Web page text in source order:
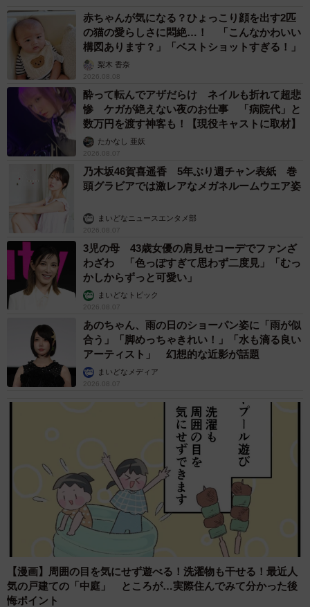
赤ちゃんが気になる？ひょっこり顔を出す2匹
の猫の愛らしさに悶絶…！ 「こんなかわいい
構図あります？」「ベストショットすぎる！」
梨木 香奈
2026.08.08
酔って転んでアザだらけ ネイルも折れて超悲
惨 ケガが絶えない夜のお仕事 「病院代」と
数万円を渡す神客も！【現役キャストに取材】
たかなし 亜妖
2026.08.07
乃木坂46賀喜遥香 5年ぶり週チャン表紙 巻
頭グラビアでは激レアなメガネルームウエア姿
まいどなニュースエンタメ部
2026.08.07
3児の母 43歳女優の肩見せコーデでファンざ
わざわ 「色っぽすぎて思わず二度見」「むっ
かしからずっと可愛い」
まいどなトピック
2026.08.07
あのちゃん、雨の日のショーパン姿に「雨が似
合う」「脚めっちゃきれい！」「水も滴る良い
アーティスト」 幻想的な近影が話題
まいどなメディア
2026.08.07
【漫画】周囲の目を気にせず遊べる！洗濯物も干せる！最近人
気の戸建ての「中庭」 ところが…実際住んでみて分かった後
悔ポイント